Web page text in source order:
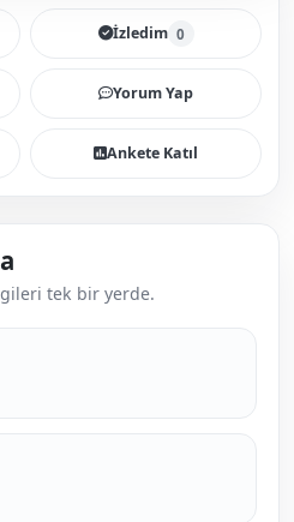
İzledim 0
Yorum Yap
Ankete Katıl
tek bir yerde.